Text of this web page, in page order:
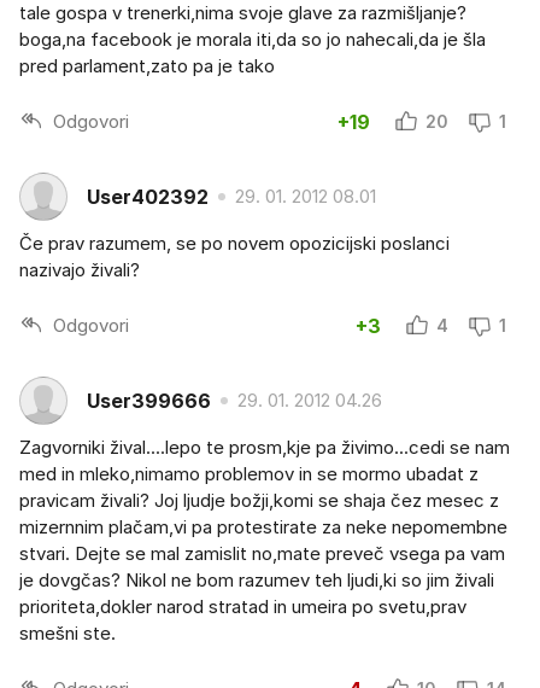
tale gospa v trenerki,nima svoje glave za razmišljanje?
boga,na facebook je morala iti,da so jo nahecali,da je šla
pred parlament,zato pa je tako
Odgovori +19 20 1
User402392 29. 01. 2012 08.01
Če prav razumem, se po novem opozicijski poslanci
nazivajo živali?
Odgovori +3 4 1
User399666 29. 01. 2012 04.26
Zagvorniki žival....lepo te prosm,kje pa živimo...cedi se nam
med in mleko,nimamo problemov in se mormo ubadat z
pravicam živali? Joj ljudje božji,komi se shaja čez mesec z
mizernnim plačam,vi pa protestirate za neke nepomembne
stvari. Dejte se mal zamislit no,mate preveč vsega pa vam
je dovgčas? Nikol ne bom razumev teh ljudi,ki so jim živali
prioriteta,dokler narod stratad in umeira po svetu,prav
smešni ste.